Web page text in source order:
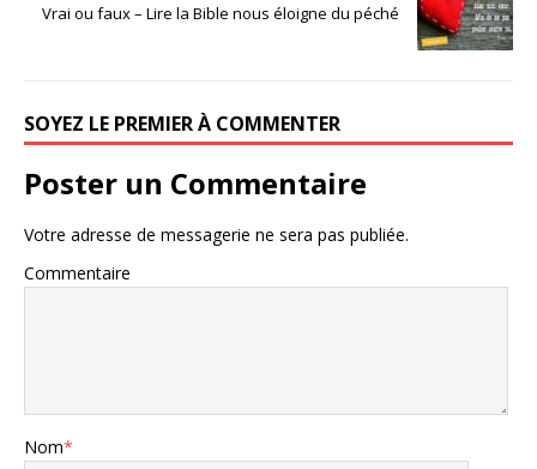
Vrai ou faux – Lire la Bible nous éloigne du péché
SOYEZ LE PREMIER À COMMENTER
Poster un Commentaire
Votre adresse de messagerie ne sera pas publiée.
Commentaire
Nom*